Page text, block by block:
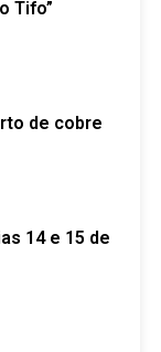
Tifo”
de cobre
14 e 15 de